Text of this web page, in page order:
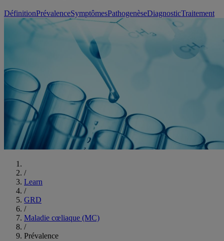
DéfinitionPrévalenceSymptômesPathogenèseDiagnosticTraitement
/
Learn
/
GRD
/
Maladie cœliaque (MC)
/
Prévalence